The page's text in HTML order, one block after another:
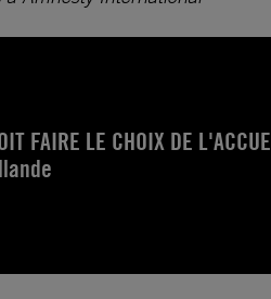
FAIRE LE CHOIX DE